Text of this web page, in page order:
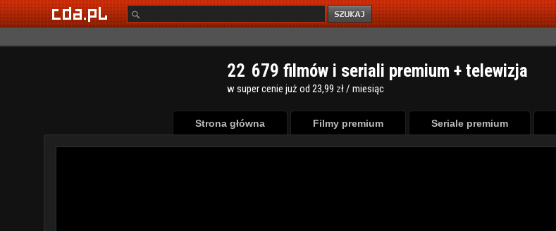
22 679 filmów i seriali premium + telewizja
w super cenie już od 23,99 zł / miesiąc
Strona główna Filmy premium Seriale premium